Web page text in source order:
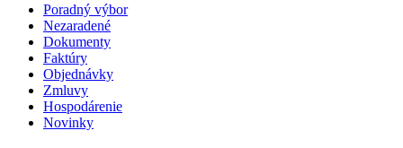
Poradný výbor
Nezaradené
Dokumenty
Faktúry
Objednávky
Zmluvy
Hospodárenie
Novinky